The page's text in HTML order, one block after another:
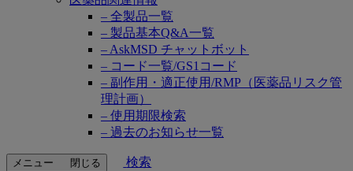
– 全製品一覧
– 製品基本Q&A一覧
– AskMSD チャットボット
– コード一覧/GS1コード
– 副作用・適正使用/RMP（医薬品リスク管
理計画）
– 使用期限検索
– 過去のお知らせ一覧
メニュー 閉じる
検索